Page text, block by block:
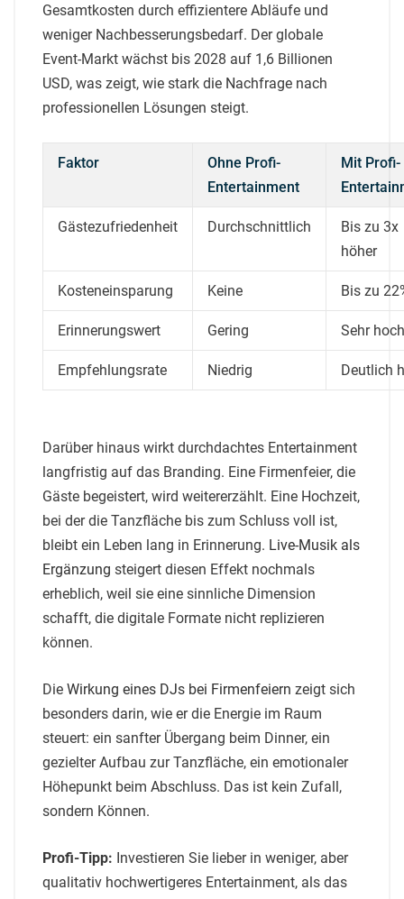
Gesamtkosten durch effizientere Abläufe und
weniger Nachbesserungsbedarf. Der globale
Event-Markt wächst bis 2028 auf 1,6 Billionen
USD, was zeigt, wie stark die Nachfrage nach
professionellen Lösungen steigt.
Faktor
Ohne Profi-
Entertainment
Mit Profi-
Gästezufriedenheit Durchschnittlich
Bis zu 3x
höher
Kosteneinsparung Keine Bis zu
Erinnerungswert Gering Sehr hoch
Empfehlungsrate Niedrig Deutlich
Darüber hinaus wirkt durchdachtes Entertainment
langfristig auf das Branding. Eine Firmenfeier, die
Gäste begeistert, wird weitererzählt. Eine Hochzeit,
bei der die Tanzfläche bis zum Schluss voll ist,
bleibt ein Leben lang in Erinnerung. Live-Musik als
Ergänzung steigert diesen Effekt nochmals
erheblich, weil sie eine sinnliche Dimension
schafft, die digitale Formate nicht replizieren
können.
Die Wirkung eines DJs bei Firmenfeiern zeigt sich
besonders darin, wie er die Energie im Raum
steuert: ein sanfter Übergang beim Dinner, ein
gezielter Aufbau zur Tanzfläche, ein emotionaler
Höhepunkt beim Abschluss. Das ist kein Zufall,
sondern Können.
Profi-Tipp: Investieren Sie lieber in weniger, aber
qualitativ hochwertigeres Entertainment, als das